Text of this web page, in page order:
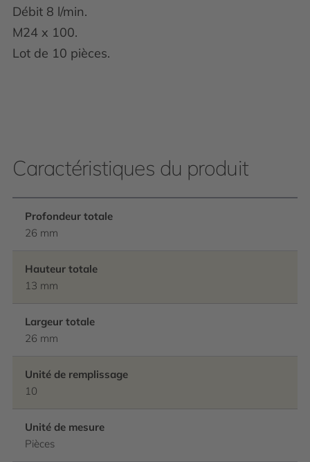
Débit 8 l/min.
M24 x 100.
Lot de 10 pièces.
Caractéristiques du produit
Profondeur totale
26 mm
Hauteur totale
13 mm
Largeur totale
26 mm
Unité de remplissage
10
Unité de mesure
Pièces